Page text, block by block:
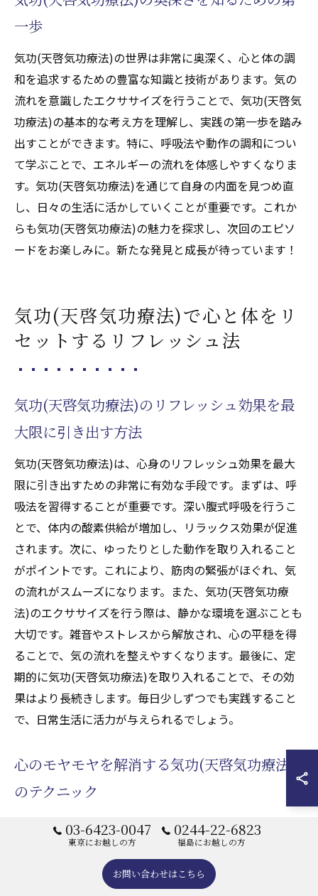
一歩
気功(天啓気功療法)の世界は非常に奥深く、心と体の調
和を追求するための豊富な知識と技術があります。気の
流れを意識したエクササイズを行うことで、気功(天啓気
功療法)の基本的な考え方を理解し、実践の第一歩を踏み
出すことができます。特に、呼吸法や動作の調和につい
て学ぶことで、エネルギーの流れを体感しやすくなりま
す。気功(天啓気功療法)を通じて自身の内面を見つめ直
し、日々の生活に活かしていくことが重要です。これか
らも気功(天啓気功療法)の魅力を探求し、次回のエピソ
ードをお楽しみに。新たな発見と成長が待っています！
気功(天啓気功療法)で心と体をリ
セットするリフレッシュ法
気功(天啓気功療法)のリフレッシュ効果を最
大限に引き出す方法
気功(天啓気功療法)は、心身のリフレッシュ効果を最大
限に引き出すための非常に有効な手段です。まずは、呼
吸法を習得することが重要です。深い腹式呼吸を行うこ
とで、体内の酸素供給が増加し、リラックス効果が促進
されます。次に、ゆったりとした動作を取り入れること
がポイントです。これにより、筋肉の緊張がほぐれ、気
の流れがスムーズになります。また、気功(天啓気功療
法)のエクササイズを行う際は、静かな環境を選ぶことも
大切です。雑音やストレスから解放され、心の平穏を得
ることで、気の流れを整えやすくなります。最後に、定
期的に気功(天啓気功療法)を取り入れることで、その効
果はより長続きします。毎日少しずつでも実践すること
で、日常生活に活力が与えられるでしょう。
心のモヤモヤを解消する気功(天啓気功療法)
のテクニック
気功(天啓気功療法)には、心のモヤモヤを解消するため
のさまざまなテクニックがあります。まず、意識を呼吸
に集中させることが基本です。呼吸を深く行うことで、
心が静まり、ストレスが軽減されます。次に、気功(天啓
03-6423-0047
東京にお越しの方
0244-22-6823
福島にお越しの方
お問い合わせはこちら